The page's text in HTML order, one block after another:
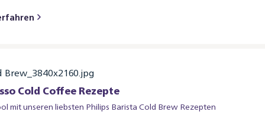
Cold Coffee Rezepte
mit unseren liebsten Philips Barista Cold Brew Rezepten